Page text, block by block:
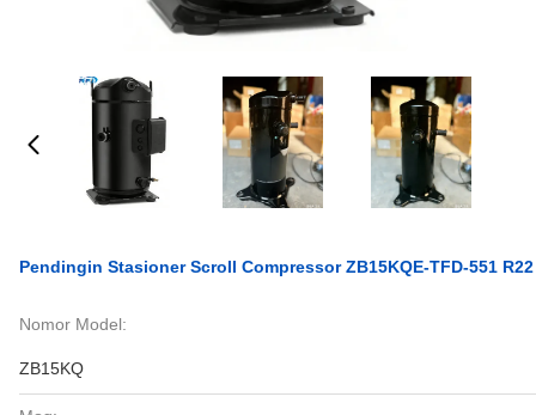
Pendingin Stasioner Scroll Compressor ZB15KQE-TFD-551 R22
Nomor Model:
ZB15KQ